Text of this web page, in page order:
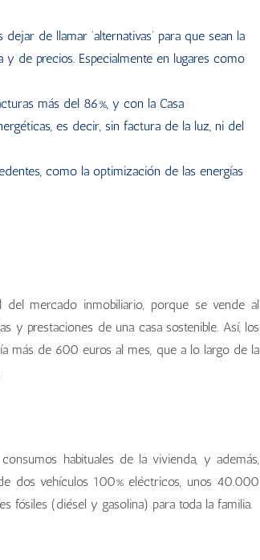
de llamar ‘alternativas’ para que sean la
de precios. Especialmente en lugares como
más del 86%, y con la Casa
es decir, sin factura de la luz, ni del
como la optimización de las energías
mercado inmobiliario, porque se vende al
y prestaciones de una casa sostenible. Así, los
más de 600 euros al mes, que a lo largo de la
habituales de la vivienda, y además,
dos vehículos 100% eléctricos, unos 40.000
fósiles (diésel y gasolina) para toda la familia.